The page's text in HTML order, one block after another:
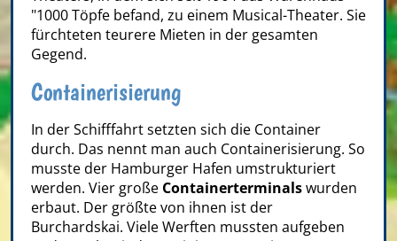
"1000 Töpfe befand, zu einem Musical-Theater. Sie
fürchteten teurere Mieten in der gesamten
Gegend.
Containerisierung
In der Schifffahrt setzten sich die Container
durch. Das nennt man auch Containerisierung. So
musste der Hamburger Hafen umstrukturiert
werden. Vier große Containerterminalswurden
erbaut. Der größte von ihnen ist der
Burchardskai. Viele Werften mussten aufgeben